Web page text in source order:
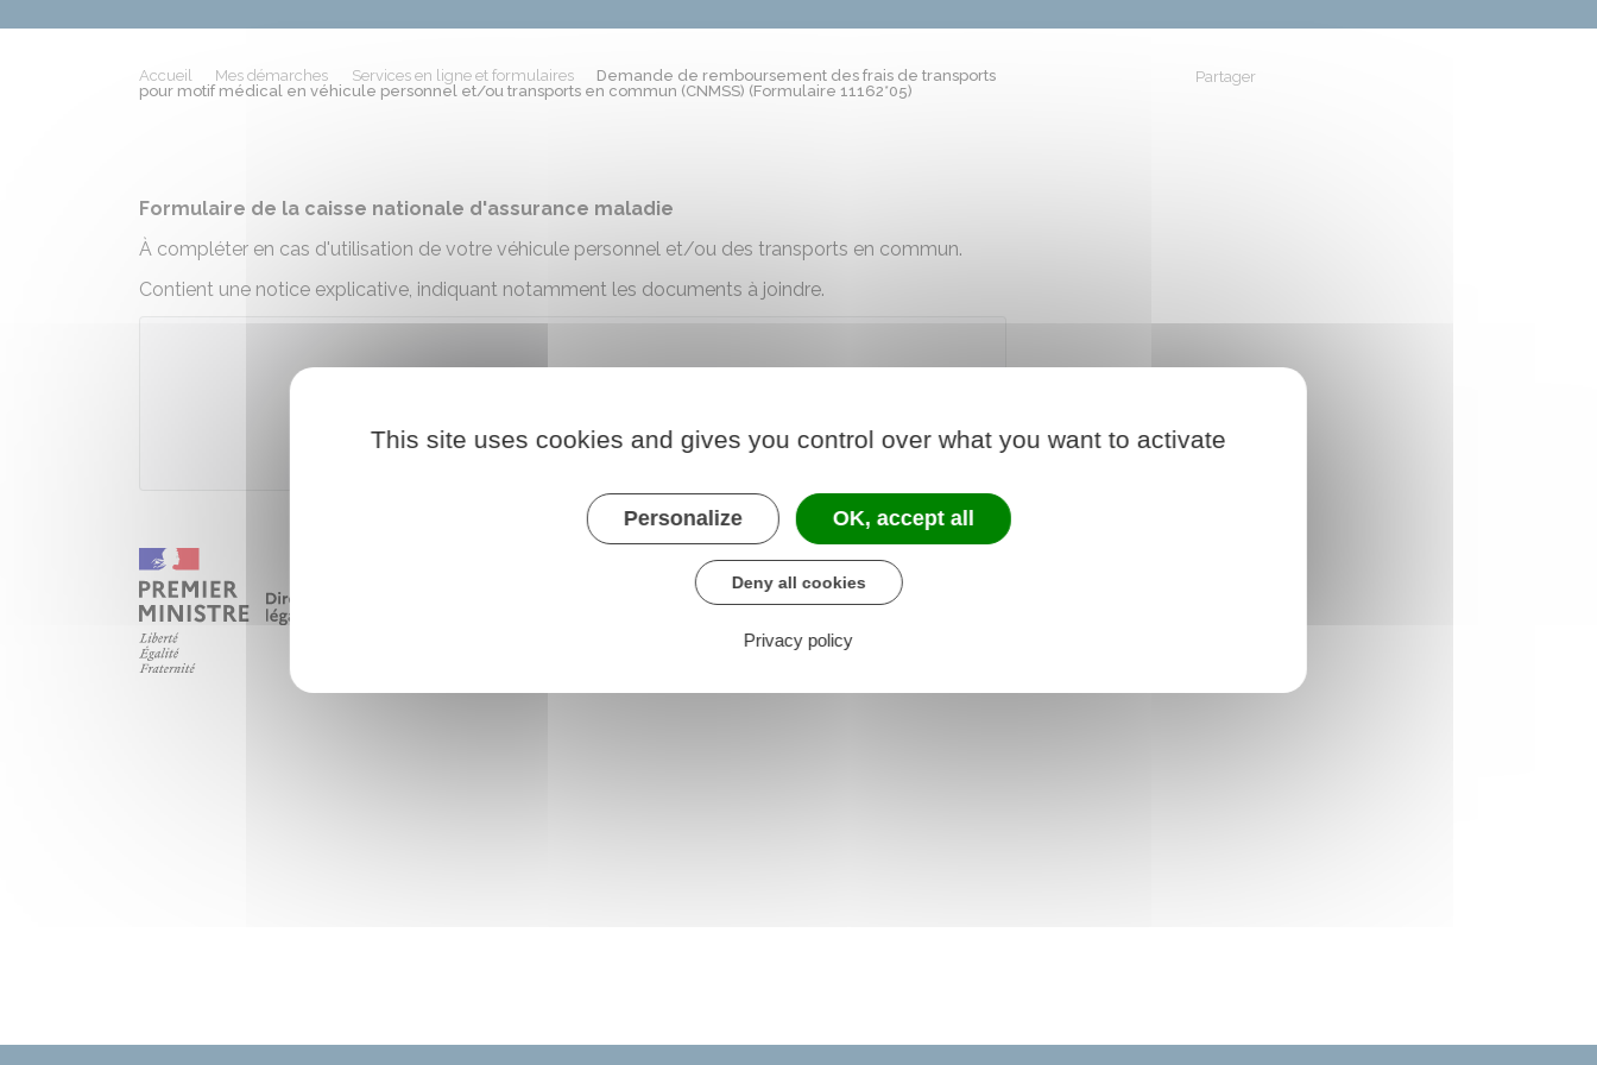
Accueil Mes démarches Services en ligne et formulaires
Demande de remboursement des frais de transports
pour motif médical en véhicule personnel et/ou transports en commun (CNMSS) (Formulaire 11162*05)
Partager
Formulaire de la caisse nationale d'assurance maladie
À compléter en cas d'utilisation de votre véhicule personnel et/ou des transports en commun.
Contient une notice explicative, indiquant notamment les documents à joindre.
Caisse nationale militaire de sécurité sociale (CNMSS)
This site uses cookies and gives you control over what you want to activate
Personalize OK, accept all
Deny all cookies
Privacy policy